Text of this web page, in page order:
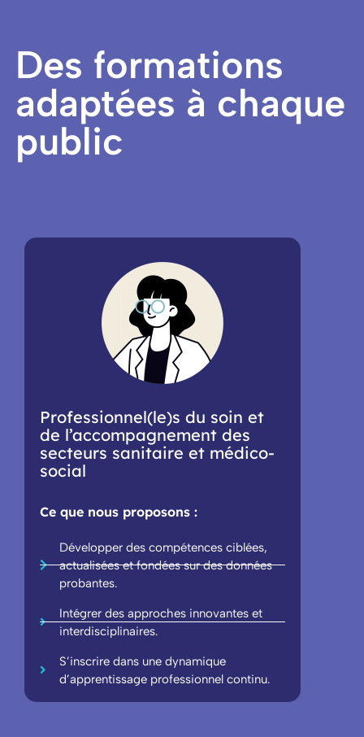
Des formations
adaptées à chaque
public
Professionnel(le)s du soin et
de l’accompagnement des
secteurs sanitaire et médico-
social
Ce que nous proposons :
Développer des compétences ciblées,
actualisées et fondées sur des données
probantes.
Intégrer des approches innovantes et
interdisciplinaires.
S’inscrire dans une dynamique
d’apprentissage professionnel continu.